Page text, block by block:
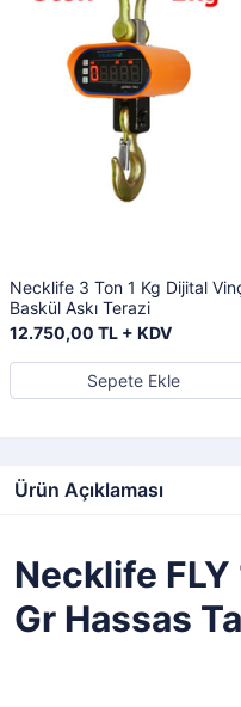
Necklife 3 Ton 1 Kg Dijital
Baskül Askı Terazi
12.750,00 TL + KDV
Sepete Ekle
Ürün Açıklaması
Necklife
Gr Hassas